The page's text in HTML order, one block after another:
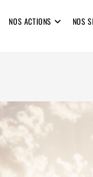
NOS ACTIONS NOS